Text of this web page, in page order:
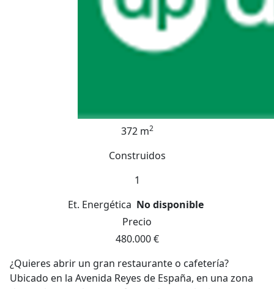
372 m2
Construidos
1
Et. Energética No disponible
Precio
480.000 €
¿Quieres abrir un gran restaurante o cafetería?
Ubicado en la Avenida Reyes de España, en una zona